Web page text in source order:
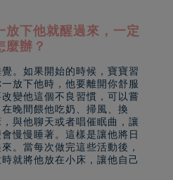
放下他就醒過來，一定
麼辦？
。如果開始的時候，寶寶習
放下他時，他要離開你舒服
變他這個不良習慣，可以嘗
晚間餵他吃奶、掃風、換
與他聊天或者唱催眠曲，讓
慢慢睡著。這樣是讓他將日
。當每次做完這些活動後，
就將他放在小床，讓他自己